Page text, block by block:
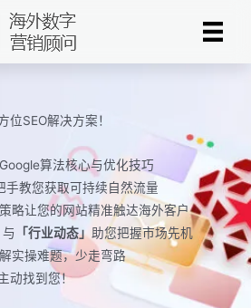
SEO解决方案！
算法核心与优化技巧
手教您获取可持续自然流量
略让您的网站精准触达海外客户
与 「行业动态」 助您把握市场先机
实操难题，少走弯路
动找到您！